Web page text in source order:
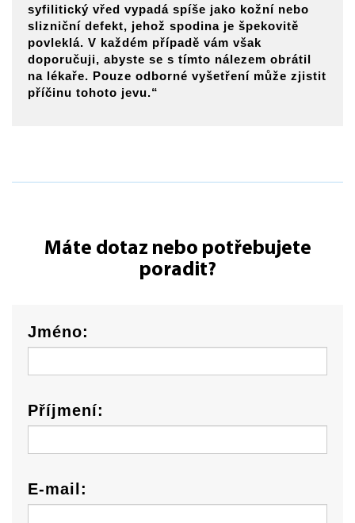
syfilitický vřed vypadá spíše jako kožní nebo
slizniční defekt, jehož spodina je špekovitě
povleklá. V každém případě vám však
doporučuji, abyste se s tímto nálezem obrátil
na lékaře. Pouze odborné vyšetření může zjistit
příčinu tohoto jevu.“
Máte dotaz nebo potřebujete
poradit?
Jméno:
Příjmení:
E-mail: